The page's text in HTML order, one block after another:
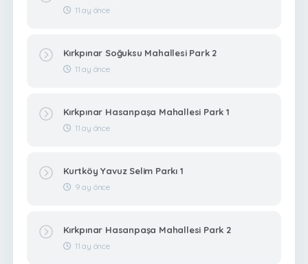
11 ay önce
Kırkpınar Soğuksu Mahallesi Park 2
11 ay önce
Kırkpınar Hasanpaşa Mahallesi Park 1
11 ay önce
Kurtköy Yavuz Selim Parkı 1
9 ay önce
Kırkpınar Hasanpaşa Mahallesi Park 2
11 ay önce